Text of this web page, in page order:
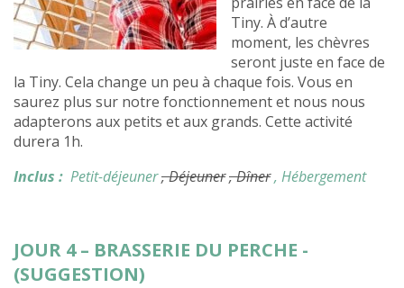
Tiny. À d’autre
moment, les chèvres
seront juste en face de
la Tiny. Cela change un peu à chaque fois. Vous en
saurez plus sur notre fonctionnement et nous nous
adapterons aux petits et aux grands. Cette activité
durera 1h.
Inclus : Petit-déjeuner, Déjeuner, Dîner, Hébergement
JOUR 4 – BRASSERIE DU PERCHE -
(SUGGESTION)